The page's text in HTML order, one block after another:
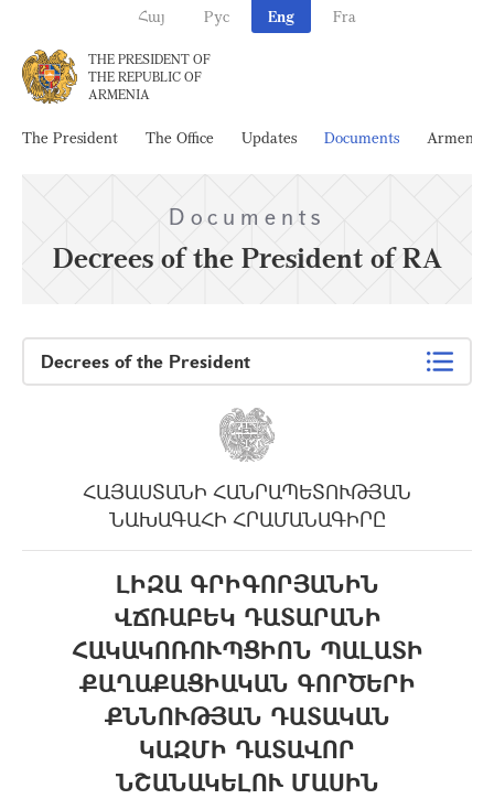
Հայ Рус Eng Fra
THE PRESIDENT OF
THE REPUBLIC OF
ARMENIA
The President The Office Updates Documents Armenia
Documents
Decrees of the President of RA
Decrees of the President
ՀԱՅԱՍՏԱՆԻ ՀԱՆՐԱՊԵՏՈՒԹՅԱՆ
ՆԱԽԱԳԱՀԻ ՀՐԱՄԱՆԱԳԻՐԸ
ԼԻԶԱ ԳՐԻԳՈՐՅԱՆԻՆ
ՎՃՌԱԲԵԿ ԴԱՏԱՐԱՆԻ
ՀԱԿԱԿՈՌՈՒՊՑԻՈՆ ՊԱԼԱՏԻ
ՔԱՂԱՔԱՑԻԱԿԱՆ ԳՈՐԾԵՐԻ
ՔՆՆՈՒԹՅԱՆ ԴԱՏԱԿԱՆ
ԿԱԶՄԻ ԴԱՏԱՎՈՐ
ՆՇԱՆԱԿԵԼՈՒ ՄԱՍԻՆ